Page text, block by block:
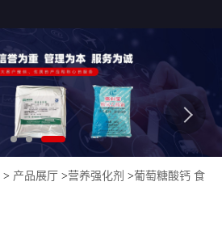
> 产品展厅 >营养强化剂 >葡萄糖酸钙 食